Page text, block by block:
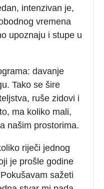
intenzivan je,
vremena
upoznaju i stupe u
davanje
Tako se šire
ruše zidovi i
ma koliko mali,
našim prostorima.
riječi jednog
je prošle godine
sažeti